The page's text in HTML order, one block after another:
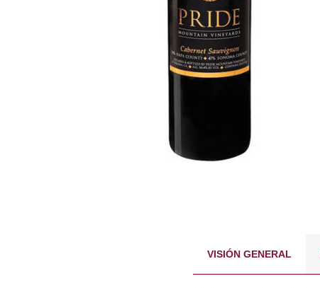
VISIÓN GENERAL